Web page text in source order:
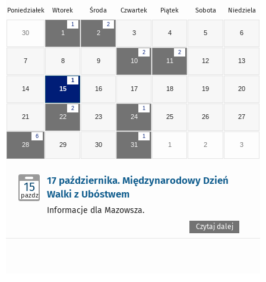
Poniedziałek Wtorek Środa Czwartek Piątek Sobota Niedziela
30
1
1
2
2 3 4 5 6
7 8 9
2
10
2
11 12 13
14
1
15 16 17 18 19 20
21
2
22 23
1
24 25 26 27
6
28 29 30
1
31 1 2 3
15
pazdz
17 października. Międzynarodowy Dzień
Walki z Ubóstwem
Informacje dla Mazowsza.
Czytaj dalej